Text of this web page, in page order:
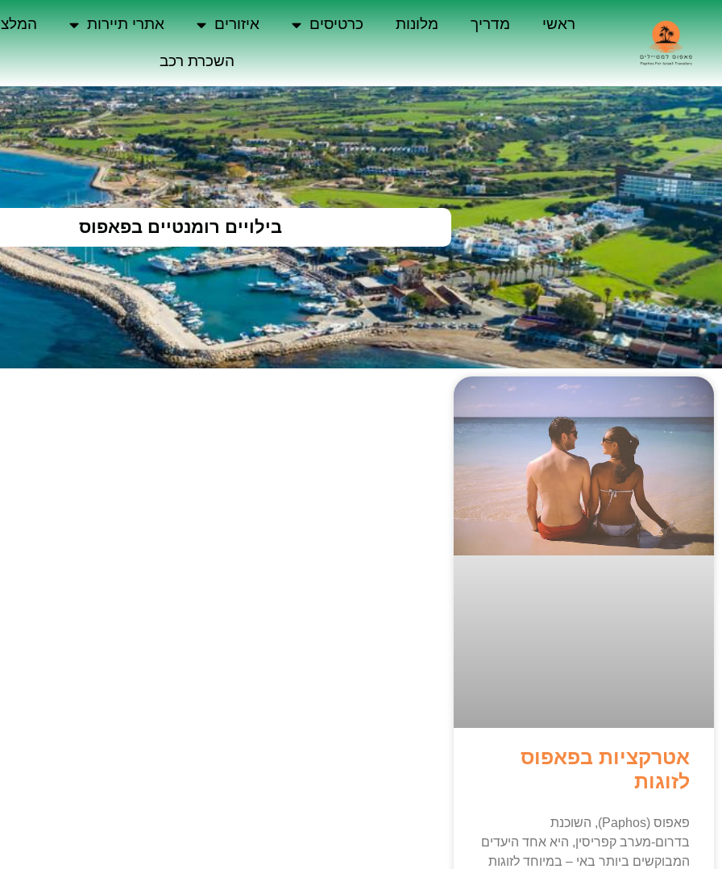
ראשי מדריך מלונות כרטיסים איזורים אתרי תיירות
השכרת רכב
בילויים רומנטיים בפאפוס
אטרקציות בפאפוס
לזוגות
פאפוס (Paphos), השוכנת
בדרום-מערב קפריסין, היא אחד היעדים
המבוקשים ביותר באי – במיוחד לזוגות